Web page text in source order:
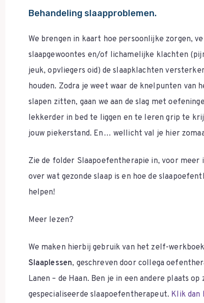
Behandeling slaapproblemen.
We brengen in kaart hoe persoonlijke zorgen,
slaapgewoontes en/of lichamelijke klachten
jeuk, opvliegers oid) de slaapklachten
houden. Zodra je weet waar de knelpunten van
slapen zitten, gaan we aan de slag met
lekkerder in bed te liggen en te leren grip te
jouw piekerstand. En… wellicht val je hier
Zie de folder Slaapoefentherapie in, voor meer
over wat gezonde slaap is en hoe de
helpen!
Meer lezen?
We maken hierbij gebruik van het zelf-
Slaaplessen, geschreven door collega
Lanen – de Haan. Ben je in een andere plaats op
gespecialiseerde slaapoefentherapeut. Klik dan